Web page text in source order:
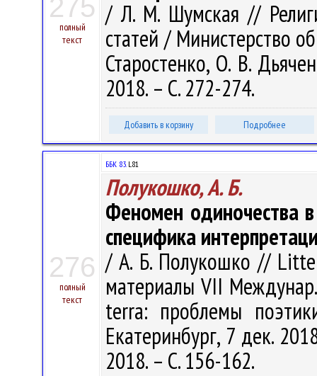
275
полный
текст
/ Л. М. Шумская //
статей / Министерство
Старостенко, О. В.
2018. – С. 272-274.
Добавить в корзину Подробнее
276
полный
текст
ББК 83.L81
Полукошко, А. Б.
Феномен одиночества
специфика
/ А. Б. Полукошко //
материалы VII
terra: проблемы
Екатеринбург, 7 дек.
2018. – С. 156-162.